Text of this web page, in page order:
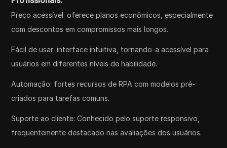
Preço acessível: oferece planos econômicos, especialmente
com descontos em compromissos mais longos.
Fácil de usar: interface intuitiva, tornando-a acessível para
usuários em diferentes níveis de habilidade.
Automação: fortes recursos de RPA com modelos pré-
criados para tarefas comuns.
Suporte ao cliente: Conhecido pelo suporte responsivo,
frequentemente destacado nas avaliações dos usuários.